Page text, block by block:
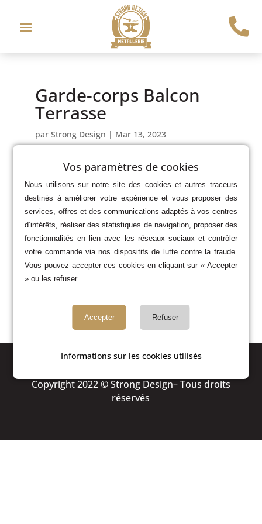

Garde-corps Balcon
Terrasse
par Strong Design | Mar 13, 2023
Copyright 2022 © Strong Design– Tous droits
réservés
Vos paramètres de cookies
Nous utilisons sur notre site des cookies et autres traceurs
destinés à améliorer votre expérience et vous proposer des
services, offres et des communications adaptés à vos centres
d’intérêts, réaliser des statistiques de navigation, proposer des
fonctionnalités en lien avec les réseaux sociaux et contrôler
votre commande via nos dispositifs de lutte contre la fraude.
Vous pouvez accepter ces cookies en cliquant sur « Accepter
» ou les refuser.
Accepter Refuser
Informations sur les cookies utilisés